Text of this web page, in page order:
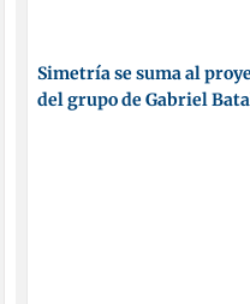
Simetría se suma al
del grupo de Gabriel